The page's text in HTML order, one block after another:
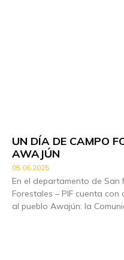
UN DÍA DE CAMPO
AWAJÚN
05.06.2025
En el departamento de San
Forestales – PIF cuenta
al pueblo Awajún: la